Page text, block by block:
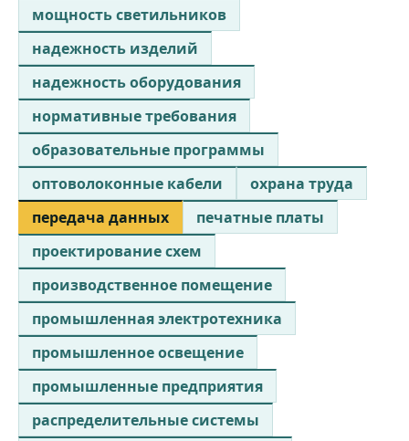
мощность светильников
надежность изделий
надежность оборудования
нормативные требования
образовательные программы
оптоволоконные кабели
охрана труда
передача данных
печатные платы
проектирование схем
производственное помещение
промышленная электротехника
промышленное освещение
промышленные предприятия
распределительные системы